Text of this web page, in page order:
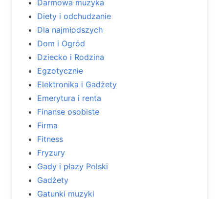
Darmowa muzyka
Diety i odchudzanie
Dla najmłodszych
Dom i Ogród
Dziecko i Rodzina
Egzotycznie
Elektronika i Gadżety
Emerytura i renta
Finanse osobiste
Firma
Fitness
Fryzury
Gady i płazy Polski
Gadżety
Gatunki muzyki